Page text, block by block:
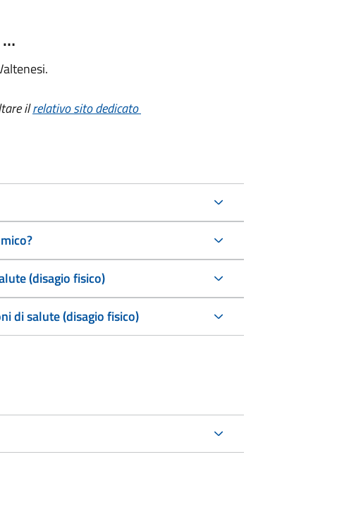
…
ilrelativo sito dedicato
(disagio fisico)
di salute (disagio fisico)